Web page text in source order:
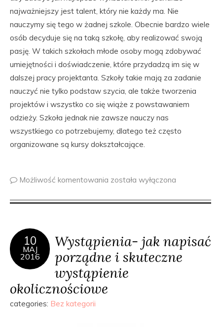
najważniejszy jest talent, który nie każdy ma. Nie
nauczymy się tego w żadnej szkole. Obecnie bardzo wiele
osób decyduje się na taką szkołę, aby realizować swoją
pasję. W takich szkołach młode osoby mogą zdobywać
umiejętności i doświadczenie, które przydadzą im się w
dalszej pracy projektanta. Szkoły takie mają za zadanie
nauczyć nie tylko podstaw szycia, ale także tworzenia
projektów i wszystko co się wiąże z powstawaniem
odzieży. Szkoła jednak nie zawsze nauczy nas
wszystkiego co potrzebujemy, dlatego też często
organizowane są kursy dokształcające.
Możliwość komentowania została wyłączona
10
MAJ
2016
Wystąpienia- jak napisać
porządne i skuteczne
wystąpienie
okolicznościowe
categories: Bez kategorii